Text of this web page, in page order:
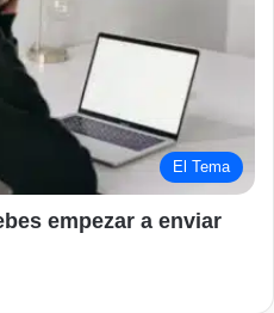
El Tema
empezar a enviar